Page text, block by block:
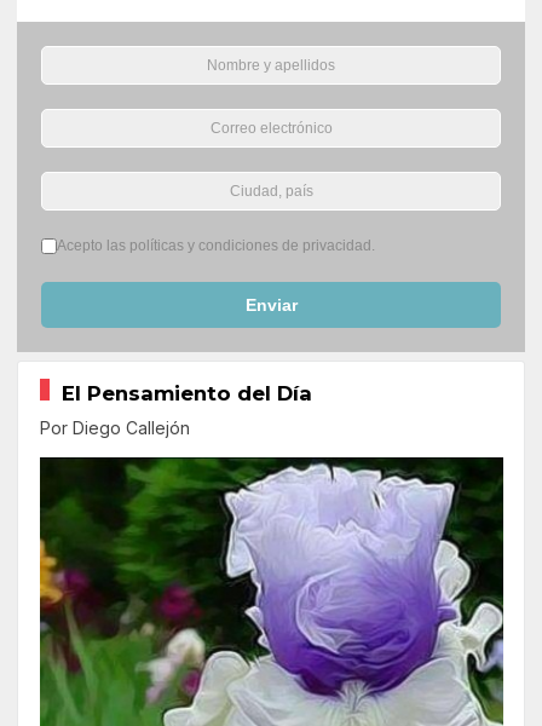
Términos del servicio*
Acepto las políticas y condiciones de privacidad.
Enviar
El Pensamiento del Día
Por Diego Callejón